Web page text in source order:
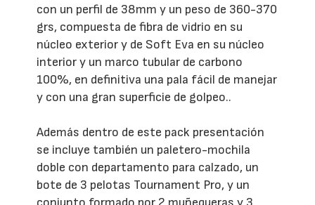
con un perfil de 38mm y un peso de 360-370
grs, compuesta de fibra de vidrio en su
núcleo exterior y de Soft Eva en su núcleo
interior y un marco tubular de carbono
100%, en definitiva una pala fácil de manejar
y con una gran superficie de golpeo..
Además dentro de este pack presentación
se incluye también un paletero-mochila
doble con departamento para calzado, un
bote de 3 pelotas Tournament Pro, y un